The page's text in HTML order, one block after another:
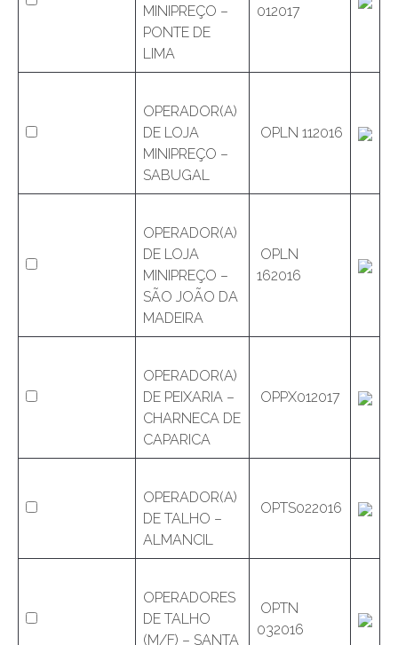
MINIPREÇO –
PONTE DE
LIMA
012017
OPERADOR(A)
DE LOJA
MINIPREÇO –
SABUGAL
OPLN 112016
OPERADOR(A)
DE LOJA
MINIPREÇO –
SÃO JOÃO DA
MADEIRA
OPLN
162016
OPERADOR(A)
DE PEIXARIA –
CHARNECA DE
CAPARICA
OPPX012017
OPERADOR(A)
DE TALHO –
ALMANCIL
OPTS022016
OPERADORES
DE TALHO
(M/F) – SANTA
OPTN
032016